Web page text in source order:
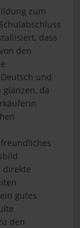
zum
dass
den
und
da
direkte
gutes
den